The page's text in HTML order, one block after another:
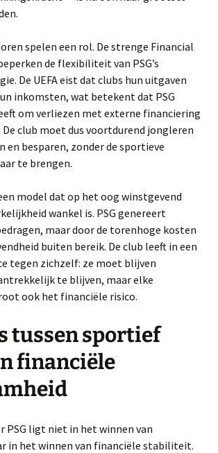
spelen een rol. De strenge Financial
de flexibiliteit van PSG’s
De UEFA eist dat clubs hun uitgaven
inkomsten, wat betekent dat PSG
om verliezen met externe financiering
club moet dus voortdurend jongleren
en besparen, zonder de sportieve
te brengen.
model dat op het oog winstgevend
wankel is. PSG genereert
maar door de torenhoge kosten
buiten bereik. De club leeft in een
tegen zichzelf: ze moet blijven
te blijven, maar elke
ook het financiële risico.
tussen sportief
financiële
PSG ligt niet in het winnen van
in het winnen van financiële stabiliteit.